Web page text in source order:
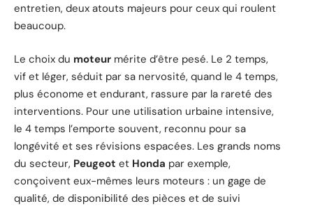
entretien, deux atouts majeurs pour ceux qui roulent
beaucoup.
Le choix du moteur mérite d’être pesé. Le 2 temps,
vif et léger, séduit par sa nervosité, quand le 4 temps,
plus économe et endurant, rassure par la rareté des
interventions. Pour une utilisation urbaine intensive,
le 4 temps l’emporte souvent, reconnu pour sa
longévité et ses révisions espacées. Les grands noms
du secteur, Peugeot et Honda par exemple,
conçoivent eux-mêmes leurs moteurs : un gage de
qualité, de disponibilité des pièces et de suivi